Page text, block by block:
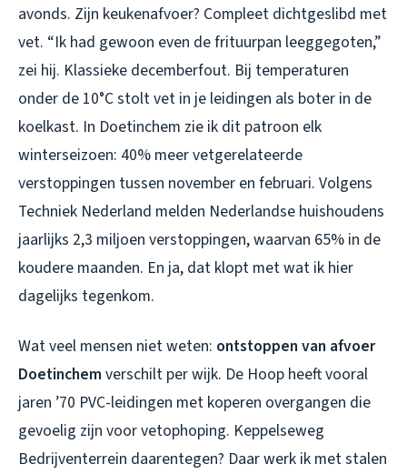
avonds. Zijn keukenafvoer? Compleet dichtgeslibd met
vet. “Ik had gewoon even de frituurpan leeggegoten,”
zei hij. Klassieke decemberfout. Bij temperaturen
onder de 10°C stolt vet in je leidingen als boter in de
koelkast. In Doetinchem zie ik dit patroon elk
winterseizoen: 40% meer vetgerelateerde
verstoppingen tussen november en februari. Volgens
Techniek Nederland melden Nederlandse huishoudens
jaarlijks 2,3 miljoen verstoppingen, waarvan 65% in de
koudere maanden. En ja, dat klopt met wat ik hier
dagelijks tegenkom.
Wat veel mensen niet weten: ontstoppen van afvoer
Doetinchem verschilt per wijk. De Hoop heeft vooral
jaren ’70 PVC-leidingen met koperen overgangen die
gevoelig zijn voor vetophoping. Keppelseweg
Bedrijventerrein daarentegen? Daar werk ik met stalen